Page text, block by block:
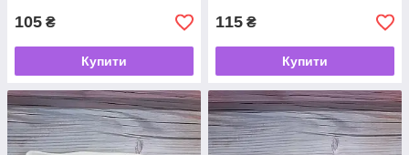
105 ₴
Купити
115 ₴
Купити